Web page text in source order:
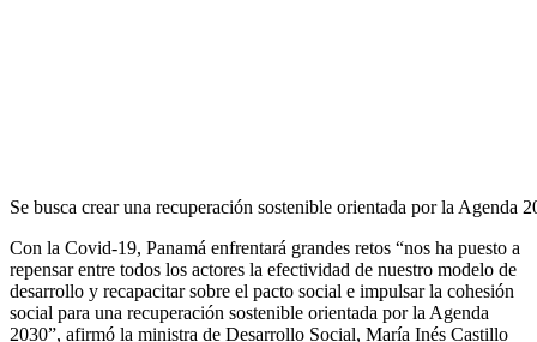
Se busca crear una recuperación sostenible orientada por la Agenda
Con la Covid-19, Panamá enfrentará grandes retos “nos ha puesto a
repensar entre todos los actores la efectividad de nuestro modelo de
desarrollo y recapacitar sobre el pacto social e impulsar la cohesión
social para una recuperación sostenible orientada por la Agenda
2030”, afirmó la ministra de Desarrollo Social, María Inés Castillo